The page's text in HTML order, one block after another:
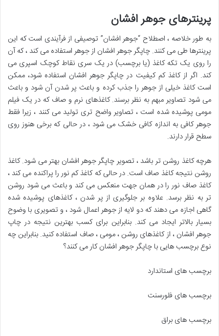
پرینترهای جوهر افشان
به طور خلاصه ، اصطلاح “جوهر افشان” توصیفی از فرآیندی است که این
پرینترها طی می کنند. چاپگر جوهر افشان از جوهر استفاده می کند ، که آن
را روی یک تکه کاغذ (یا برچسب) در یک سری نقاط کوچک اسپری می
کند. اگر از کاغذ کم کیفیت در چاپگر جوهر افشان استفاده شود، ممکن
است کاغذ خیلی از جوهر را جذب کرده و باعث پر شدن آن شود و باعث
می شود تصاویر مبهم به نظر برسند. کاغذهای نرم و صاف که در یک فیلم
مومی پوشیده شده است ، تصاویر واضح تری تولید می کنند ، زیرا فقط
جوهر کافی به اندازه کافی خشک می شود ، در حالی که برخی هنوز روی
سطح قرار دارند.
هرچه کاغذ روشن تر باشد ، تصویر چاپگر جوهر افشان بهتر می شود. کاغذ
روشن نتیجه کاغذ صاف است. در حالی که کاغذ کم نور را پراکنده می کند ،
کاغذ صاف نور را در همان جهت منعکس می کند و باعث می شود روشن
تر به نظر برسد. علاوه بر جلوگیری از پر شدن ، کاغذهای پوشیده شده
گاهی اجازه می دهند که دو لایه از جوهر اعمال شود ، و تصویری با وضوح
بسیار بالاتر ایجاد می کند. بنابراین برای کسب بهترین نتیجه در چاپ
جوهر افشان ، از کاغذهای روشن ، مومی ، صاف استفاده کنید. بنابراین چه
نوع برچسب هایی با چاپگر جوهر افشان کار می کنند؟
برچسب های استاندارد
برچسب های فلورسنت
برچسب های براق